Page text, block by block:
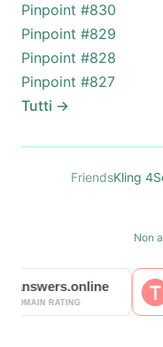
Pinpoint #830
Pinpoint #829
Pinpoint #828
Pinpoint #827
Tutti →
FriendsKling 4
Non